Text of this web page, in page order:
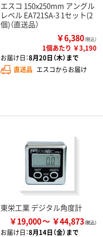
エスコ 150x250mm アングル
レベル EA721SA-3 1セット(2
個)（直送品）
￥6,380（税込）
1個あたり ￥3,190
お届け日：8月20日（木）まで
直送品 エスコからお届け
東栄工業 デジタル角度計
￥19,000 ￥44,873
お届け日：8月14日（金）まで